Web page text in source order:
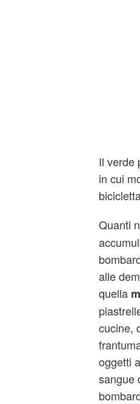
Il verde
in cui
Quanti
alle
quella
cucine,
oggetti
sangue